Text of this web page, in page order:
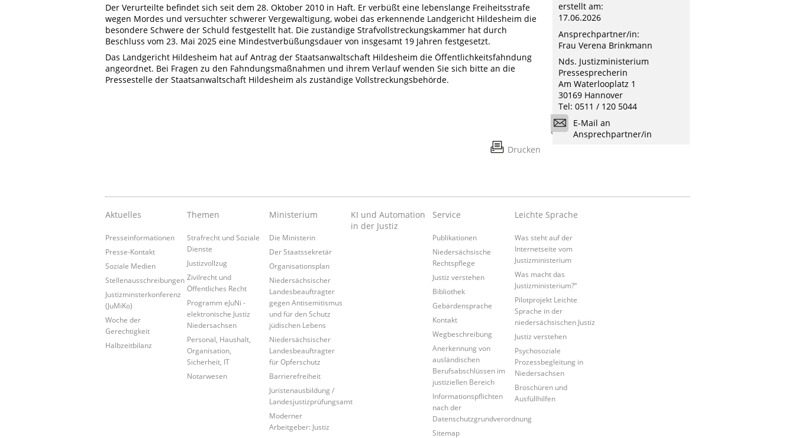
Der Verurteilte befindet sich seit dem 28. Oktober 2010 in Haft. Er verbüßt eine lebenslange Freiheitsstrafe
wegen Mordes und versuchter schwerer Vergewaltigung, wobei das erkennende Landgericht Hildesheim die
besondere Schwere der Schuld festgestellt hat. Die zuständige Strafvollstreckungskammer hat durch
Beschluss vom 23. Mai 2025 eine Mindestverbüßungsdauer von insgesamt 19 Jahren festgesetzt.
Das Landgericht Hildesheim hat auf Antrag der Staatsanwaltschaft Hildesheim die Öffentlichkeitsfahndung
angeordnet. Bei Fragen zu den Fahndungsmaßnahmen und ihrem Verlauf wenden Sie sich bitte an die
Pressestelle der Staatsanwaltschaft Hildesheim als zuständige Vollstreckungsbehörde.
Drucken
erstellt am:
17.06.2026
Ansprechpartner/in:
Frau Verena Brinkmann
Nds. Justizministerium
Pressesprecherin
Am Waterlooplatz 1
30169 Hannover
Tel: 0511 / 120 5044
E-Mail an
Ansprechpartner/in
Aktuelles
Presseinformationen
Presse-Kontakt
Soziale Medien
Stellenausschreibungen
Justizminsterkonferenz
(JuMiKo)
Woche der
Gerechtigkeit
Halbzeitbilanz
Themen
Strafrecht und Soziale
Dienste
Justizvollzug
Zivilrecht und
Öffentliches Recht
Programm eJuNi -
elektronische Justiz
Niedersachsen
Personal, Haushalt,
Organisation,
Sicherheit, IT
Notarwesen
Ministerium
Die Ministerin
Der Staatssekretär
Organisationsplan
Niedersächsischer
Landesbeauftragter
gegen Antisemitismus
und für den Schutz
jüdischen Lebens
Niedersächsischer
Landesbeauftragter
für Opferschutz
Barrierefreiheit
Juristenausbildung /
Landesjustizprüfungsamt
Moderner
Arbeitgeber: Justiz
KI und Automation
in der Justiz
Service
Publikationen
Niedersächsische
Rechtspflege
Justiz verstehen
Bibliothek
Gebärdensprache
Kontakt
Wegbeschreibung
Anerkennung von
ausländischen
Berufsabschlüssen im
justiziellen Bereich
Informationspflichten
nach der
Datenschutzgrundverordnung
Sitemap
Leichte Sprache
Was steht auf der
Internetseite vom
Justizministerium
Was macht das
Justizministerium?“
Pilotprojekt Leichte
Sprache in der
niedersächsischen Justiz
Justiz verstehen
Psychosoziale
Prozessbegleitung in
Niedersachsen
Broschüren und
Ausfüllhilfen